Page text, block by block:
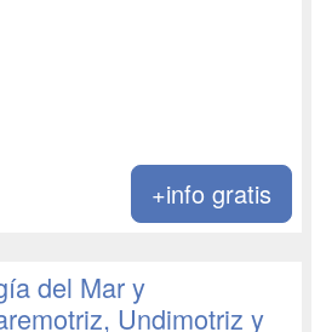
+info gratis
del Mar y
Undimotriz y